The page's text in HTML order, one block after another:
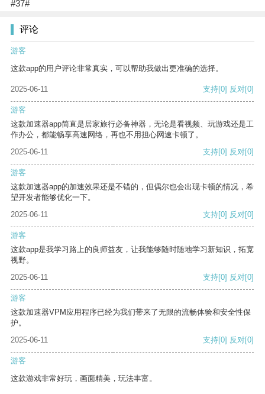
#37#
评论
游客
这款app的用户评论非常真实，可以帮助我做出更准确的选择。
2025-06-11 支持[0] 反对[0]
游客
这款加速器app简直是居家旅行必备神器，无论是看视频、玩游戏还是工
作办公，都能畅享高速网络，再也不用担心网速卡顿了。
2025-06-11
支持[0] 反对[0]
游客
这款加速器app的加速效果还是不错的，但偶尔也会出现卡顿的情况，希
望开发者能够优化一下。
2025-06-11
支持[0] 反对[0]
游客
这款app是我学习路上的良师益友，让我能够随时随地学习新知识，拓宽
视野。
2025-06-11
支持[0] 反对[0]
游客
这款加速器VPM应用程序已经为我们带来了无限的流畅体验和安全性保
护。
2025-06-11
支持[0] 反对[0]
游客
这款游戏非常好玩，画面精美，玩法丰富。